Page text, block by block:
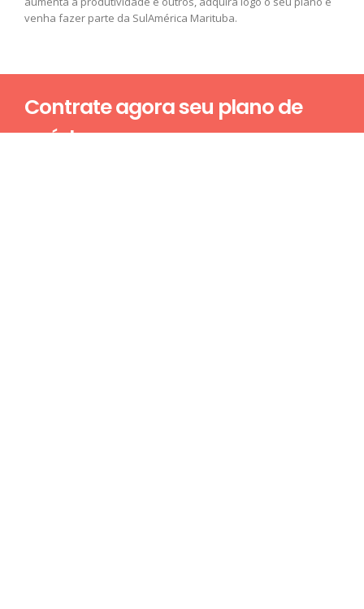
venha fazer parte da SulAmérica Marituba.
Contrate agora seu plano de
saúde